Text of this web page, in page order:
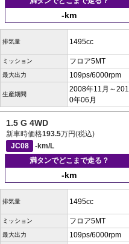
-km
排気量 1495cc
ミッション フロア5MT
最大出力 109ps/6000rpm
生産期間
2008年11月～201
0年06月
1.5 G 4WD
新車時価格193.5万円(税込)
JC08
-km/L
満タンでどこまで走る？
-km
排気量 1495cc
ミッション フロア5MT
最大出力 109ps/6000rpm